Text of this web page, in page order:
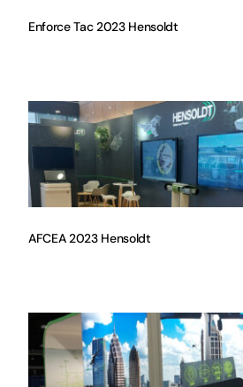
Enforce Tac 2023 Hensoldt
AFCEA 2023 Hensoldt